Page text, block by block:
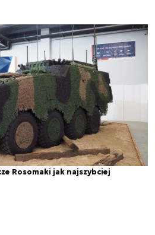
Rosomaki jak najszybciej